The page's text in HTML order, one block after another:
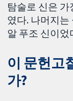
탐술로 신은
였다. 나머지는
알 푸조 신이었
이 문헌고
가?